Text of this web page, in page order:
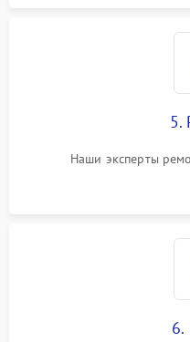
5.
Наши эксперты
6.